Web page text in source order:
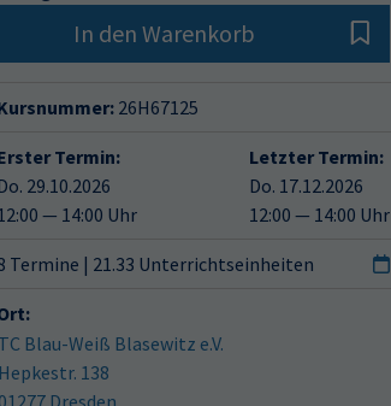
In den Warenkorb
26H67125
Termin:
29.10.2026
— 14:00 Uhr
Letzter Termin:
Do. 17.12.2026
12:00 — 14:00 Uhr
Termine | 21.33 Unterrichtseinheiten
TC Blau-Weiß Blasewitz e.V.
Hepkestr. 138
01277 Dresden